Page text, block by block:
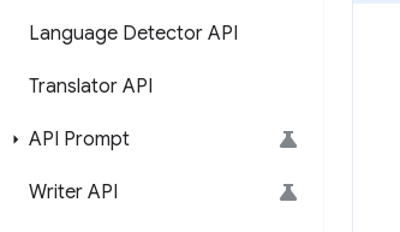
Language Detector API
Translator API
API Prompt
Writer API